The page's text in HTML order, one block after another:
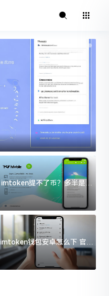
imtoken提不了币？多半是这
几件事没处理好
imtoken钱包安卓怎么下 官方
渠道避坑指南